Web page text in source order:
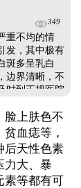
349
重不均的情
发，其中极有
斑多呈乳白
边界清晰，不
时到正规医院
抓紧黄金治疗
床常用308
和适配脸部娇
效快。...
脸上肤色不
血痣等，
后天性色素
力大、暴
素等都有可